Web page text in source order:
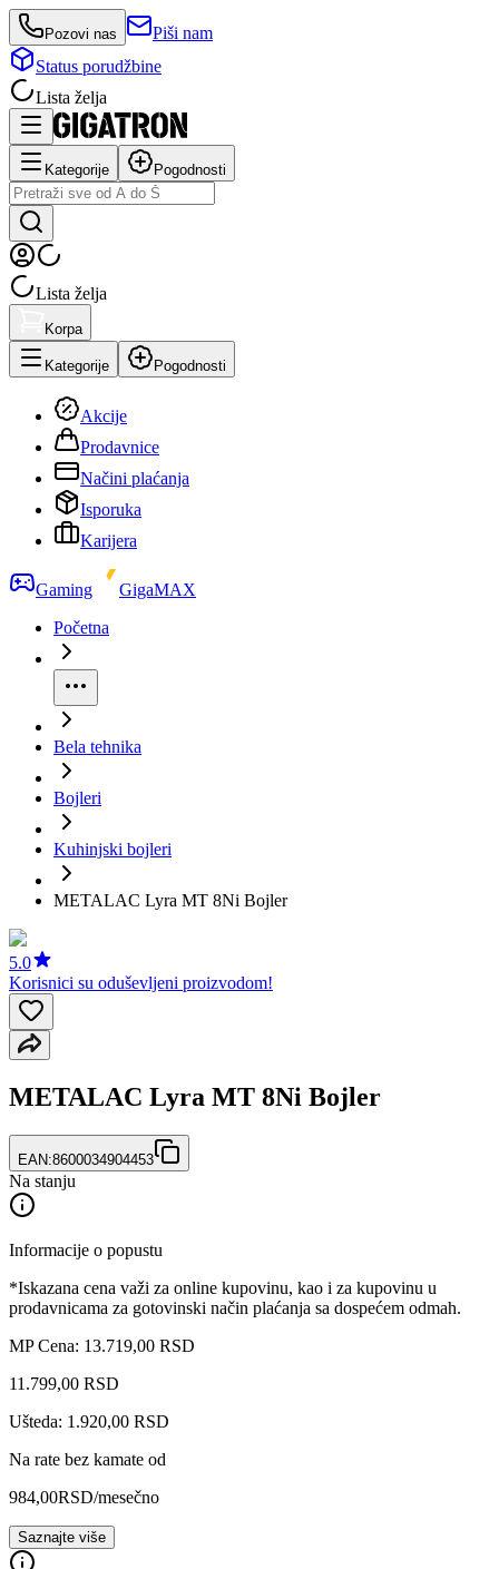
Pozovi nas
Piši nam
Status porudžbine
Lista želja
Kategorije Pogodnosti
Lista želja
Korpa
Kategorije Pogodnosti
Akcije
Prodavnice
Načini plaćanja
Isporuka
Karijera
Gaming
GigaMAX
Početna
Bela tehnika
Bojleri
Kuhinjski bojleri
METALAC Lyra MT 8Ni Bojler
5.0
Korisnici su oduševljeni proizvodom!
METALAC Lyra MT 8Ni Bojler
EAN:8600034904453
Na stanju
Informacije o popustu
*Iskazana cena važi za online kupovinu, kao i za kupovinu u
prodavnicama za gotovinski način plaćanja sa dospećem odmah.
MP Cena: 13.719,00 RSD
11.799,00 RSD
Ušteda: 1.920,00 RSD
Na rate bez kamate od
984,00RSD/mesečno
Saznajte više